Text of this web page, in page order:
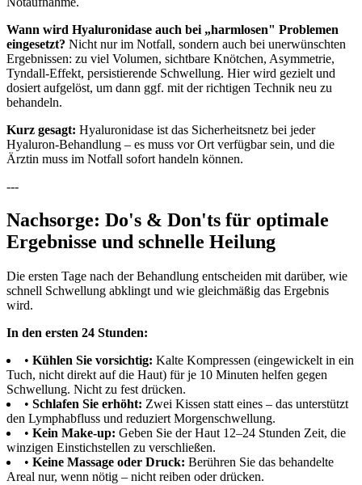
Wann wird Hyaluronidase auch bei „harmlosen" Problemen
eingesetzt? Nicht nur im Notfall, sondern auch bei unerwünschten
Ergebnissen: zu viel Volumen, sichtbare Knötchen, Asymmetrie,
Tyndall-Effekt, persistierende Schwellung. Hier wird gezielt und
dosiert aufgelöst, um dann ggf. mit der richtigen Technik neu zu
behandeln.
Kurz gesagt: Hyaluronidase ist das Sicherheitsnetz bei jeder
Hyaluron-Behandlung – es muss vor Ort verfügbar sein, und die
Ärztin muss im Notfall sofort handeln können.
---
Nachsorge: Do's & Don'ts für optimale
Ergebnisse und schnelle Heilung
Die ersten Tage nach der Behandlung entscheiden mit darüber, wie
schnell Schwellung abklingt und wie gleichmäßig das Ergebnis
wird.
In den ersten 24 Stunden:
• Kühlen Sie vorsichtig: Kalte Kompressen (eingewickelt in ein
Tuch, nicht direkt auf die Haut) für je 10 Minuten helfen gegen
Schwellung. Nicht zu fest drücken.
• Schlafen Sie erhöht: Zwei Kissen statt eines – das unterstützt
den Lymphabfluss und reduziert Morgenschwellung.
• Kein Make-up: Geben Sie der Haut 12–24 Stunden Zeit, die
winzigen Einstichstellen zu verschließen.
• Keine Massage oder Druck: Berühren Sie das behandelte
Areal nur, wenn nötig – nicht reiben oder drücken.